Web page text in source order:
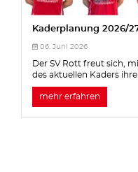
Kaderplanung 2026/
06. Juni 2026
Der SV Rott freut sich,
des aktuellen Kaders
mehr erfahren